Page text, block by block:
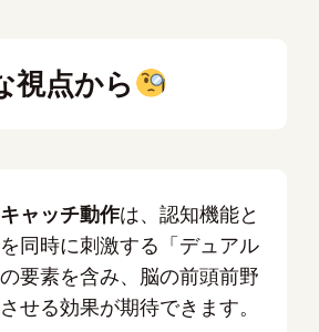
視点から
ャッチ動作は、認知機能と
同時に刺激する「デュアル
要素を含み、脳の前頭前野
せる効果が期待できます。